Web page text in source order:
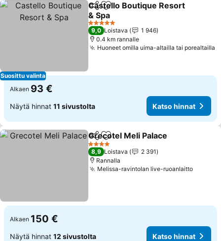
Suosittu valinta
Jaa Lisää suosikkeihin
Castello Boutique Resort
& Spa
5 Tähtiluokitus
9,0 Loistava
1 946
0.4 km rannalle
Huoneet omilla uima-altailla tai porealtailla
Alkaen 93 €
Näytä hinnat 11 sivustolta Katso hinnat
Jaa Lisää suosikkeihin
Grecotel Meli Palace
4 Tähtiluokitus
8,9 Loistava
2 391
Rannalla
Melissa-ravintolan live-ruoanlaitto
Alkaen 150 €
Näytä hinnat 12 sivustolta Katso hinnat